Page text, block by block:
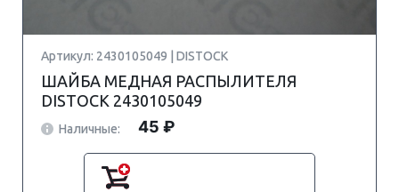
Артикул: 2430105049 | DISTOCK
ШАЙБА МЕДНАЯ РАСПЫЛИТЕЛЯ
DISTOCK 2430105049
Наличные: 45 ₽